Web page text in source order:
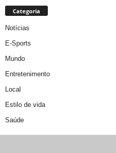
Categoria
Notícias
E-Sports
Mundo
Entretenimento
Local
Estilo de vida
Saúde